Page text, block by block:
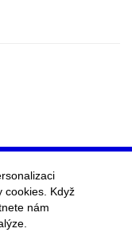
cookies. Když
nám